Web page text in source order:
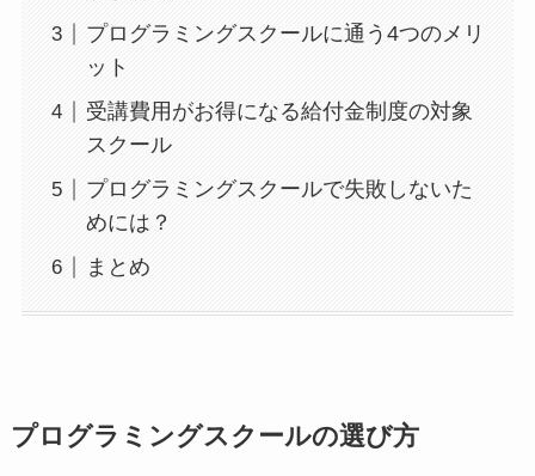
プログラミングスクールに通う4つのメリ
ット
受講費用がお得になる給付金制度の対象
スクール
プログラミングスクールで失敗しないた
めには？
まとめ
プログラミングスクールの選び方